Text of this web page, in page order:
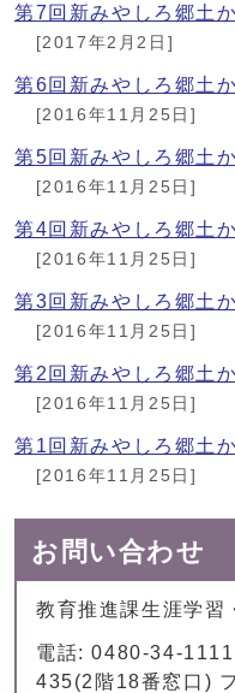
第7回新みやしろ郷土
[2017年2月2日]
第6回新みやしろ郷土
[2016年11月25日]
第5回新みやしろ郷土
[2016年11月25日]
第4回新みやしろ郷土
[2016年11月25日]
第3回新みやしろ郷土
[2016年11月25日]
第2回新みやしろ郷土
[2016年11月25日]
第1回新みやしろ郷土
[2016年11月25日]
お問い合わせ
教育推進課生涯学習
電話: 0480-34-1111
435(2階18番窓口)